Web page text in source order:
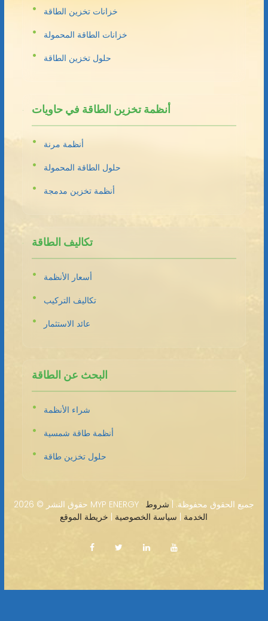
خزانات تخزين الطاقة
خزانات الطاقة المحمولة
حلول تخزين الطاقة
أنظمة تخزين الطاقة في حاويات
أنظمة مرنة
حلول الطاقة المحمولة
أنظمة تخزين مدمجة
تكاليف الطاقة
أسعار الأنظمة
تكاليف التركيب
عائد الاستثمار
البحث عن الطاقة
شراء الأنظمة
أنظمة طاقة شمسية
حلول تخزين طاقة
حقوق النشر © 2026 MYP ENERGY · جميع الحقوق محفوظة. | شروط
الخدمة | سياسة الخصوصية | خريطة الموقع